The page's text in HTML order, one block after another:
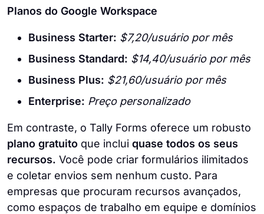
Planos do Google Workspace
Business Starter: $7,20/usuário por mês
Business Standard: $14,40/usuário por mês
Business Plus: $21,60/usuário por mês
Enterprise: Preço personalizado
Em contraste, o Tally Forms oferece um robusto
plano gratuito que inclui quase todos os seus
recursos. Você pode criar formulários ilimitados
e coletar envios sem nenhum custo. Para
empresas que procuram recursos avançados,
como espaços de trabalho em equipe e domínios